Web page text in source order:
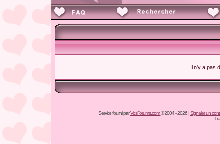
Il n'y a pas
Service fourni parVosForums.com© 2004 - 2026 |Signaler un